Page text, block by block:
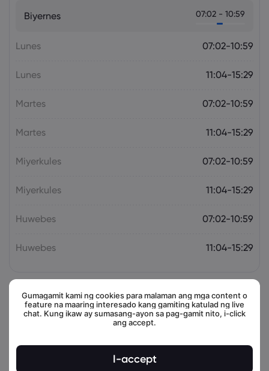
Biyernes 07:02 - 10:59
Lunes 07:02-10:59
Lunes 11:04-15:29
Martes 07:02-10:59
Martes 11:04-15:29
Miyerkules 07:02-10:59
Miyerkules 11:04-15:29
Huwebes 07:02-10:59
Huwebes 11:04-15:29
Mga kaugnay na instrumento
Magbenta Bumili
Gumagamit kami ng cookies para malaman ang mga content o
feature na maaring interesado kang gamiting katulad ng live
chat. Kung ikaw ay sumasang-ayon sa pag-gamit nito, i-click
ang accept.
I-accept